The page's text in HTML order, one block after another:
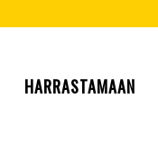
HARRASTAMAAN